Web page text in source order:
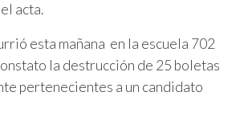
acta.
esta mañana en la escuela 702
la destrucción de 25 boletas
pertenecientes a un candidato